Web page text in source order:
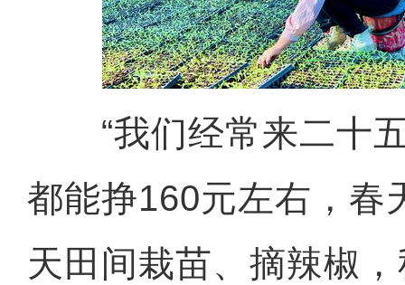
“我们经常来二十五
都能挣160元左右，春
天田间栽苗、摘辣椒